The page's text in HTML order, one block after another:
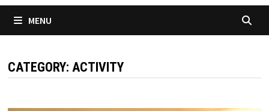
MENU
CATEGORY: ACTIVITY